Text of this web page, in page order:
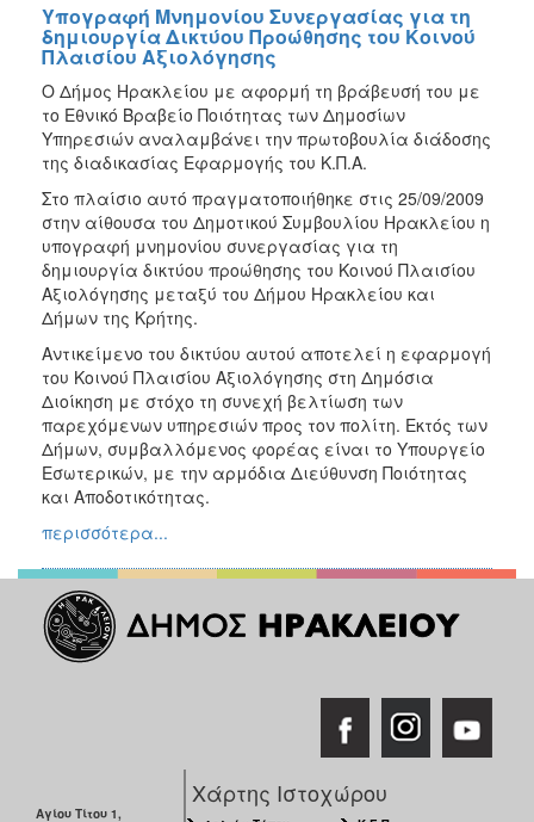
Υπογραφή Μνημονίου Συνεργασίας για τη
δημιουργία Δικτύου Προώθησης του Κοινού
Πλαισίου Αξιολόγησης
Ο Δήμος Ηρακλείου με αφορμή τη βράβευσή του με
το Εθνικό Βραβείο Ποιότητας των Δημοσίων
Υπηρεσιών αναλαμβάνει την πρωτοβουλία διάδοσης
της διαδικασίας Εφαρμογής του Κ.Π.Α.
Στο πλαίσιο αυτό πραγματοποιήθηκε στις 25/09/2009
στην αίθουσα του Δημοτικού Συμβουλίου Ηρακλείου η
υπογραφή μνημονίου συνεργασίας για τη
δημιουργία δικτύου προώθησης του Κοινού Πλαισίου
Αξιολόγησης μεταξύ του Δήμου Ηρακλείου και
Δήμων της Κρήτης.
Αντικείμενο του δικτύου αυτού αποτελεί η εφαρμογή
του Κοινού Πλαισίου Αξιολόγησης στη Δημόσια
Διοίκηση με στόχο τη συνεχή βελτίωση των
παρεχόμενων υπηρεσιών προς τον πολίτη. Εκτός των
Δήμων, συμβαλλόμενος φορέας είναι το Υπουργείο
Εσωτερικών, με την αρμόδια Διεύθυνση Ποιότητας
και Αποδοτικότητας.
περισσότερα...
Αγίου Τίτου 1,
Χάρτης Ιστοχώρου